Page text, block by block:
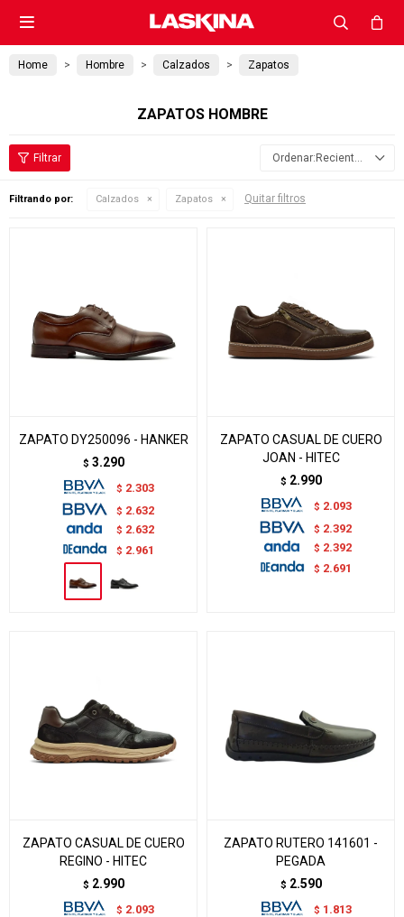

Home Hombre Calzados Zapatos
ZAPATOS HOMBRE
Recientes
Filtrando por: Calzados Zapatos Quitar filtros
ZAPATO DY250096 - HANKER
$ 3.290
$ 2.303
$ 2.632
$ 2.632
$ 2.961
ZAPATO CASUAL DE CUERO
JOAN - HITEC
$ 2.990
$ 2.093
$ 2.392
$ 2.392
$ 2.691
ZAPATO CASUAL DE CUERO
REGINO - HITEC
$ 2.990
$ 2.093
ZAPATO RUTERO 141601 -
PEGADA
$ 2.590
$ 1.813